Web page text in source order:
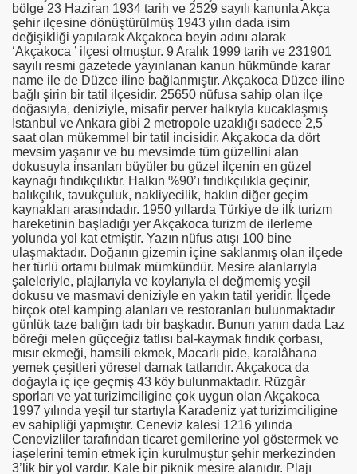
bölge 23 Haziran 1934 tarih ve 2529 sayılı kanunla Akça
şehir ilçesine dönüştürülmüş 1943 yılın dada isim
değişikliği yapılarak Akçakoca beyin adını alarak
‘Akçakoca ’ ilçesi olmuştur. 9 Aralık 1999 tarih ve 231901
sayılı resmi gazetede yayınlanan kanun hükmünde karar
name ile de Düzce iline bağlanmıştır. Akçakoca Düzce iline
bağlı şirin bir tatil ilçesidir. 25650 nüfusa sahip olan ilçe
doğasıyla, deniziyle, misafir perver halkıyla kucaklaşmış
İstanbul ve Ankara gibi 2 metropole uzaklığı sadece 2,5
saat olan mükemmel bir tatil incisidir. Akçakoca da dört
mevsim yaşanır ve bu mevsimde tüm güzellini alan
dokusuyla insanları büyüler bu güzel ilçenin en güzel
kaynağı fındıkçılıktır. Halkın %90’ı fındıkçılıkla geçinir,
balıkçılık, tavukçuluk, nakliyecilik, haklın diğer geçim
kaynakları arasındadır. 1950 yıllarda Türkiye de ilk turizm
hareketinin başladığı yer Akçakoca turizm de ilerleme
yolunda yol kat etmiştir. Yazın nüfus atışı 100 bine
ulaşmaktadır. Doğanın gizemin içine saklanmış olan ilçede
her türlü ortamı bulmak mümkündür. Mesire alanlarıyla
şaleleriyle, plajlarıyla ve koylarıyla el değmemiş yeşil
dokusu ve masmavi deniziyle en yakın tatil yeridir. İlçede
birçok otel kamping alanları ve restoranları bulunmaktadır
günlük taze balığın tadı bir başkadır. Bunun yanın dada Laz
böreği melen güçceğiz tatlısı bal-kaymak fındık çorbası,
mısır ekmeği, hamsili ekmek, Macarlı pide, karalâhana
yemek çeşitleri yöresel damak tatlarıdır. Akçakoca da
doğayla iç içe geçmiş 43 köy bulunmaktadır. Rüzgâr
sporları ve yat turizimciligine çok uygun olan Akçakoca
1997 yılında yeşil tur startıyla Karadeniz yat turizimciligine
ev sahipliği yapmıştır. Ceneviz kalesi 1216 yılında
Cenevizliler tarafından ticaret gemilerine yol göstermek ve
iaşelerini temin etmek için kurulmuştur şehir merkezinden
3’lik bir yol vardır. Kale bir piknik mesire alanıdır. Plajı